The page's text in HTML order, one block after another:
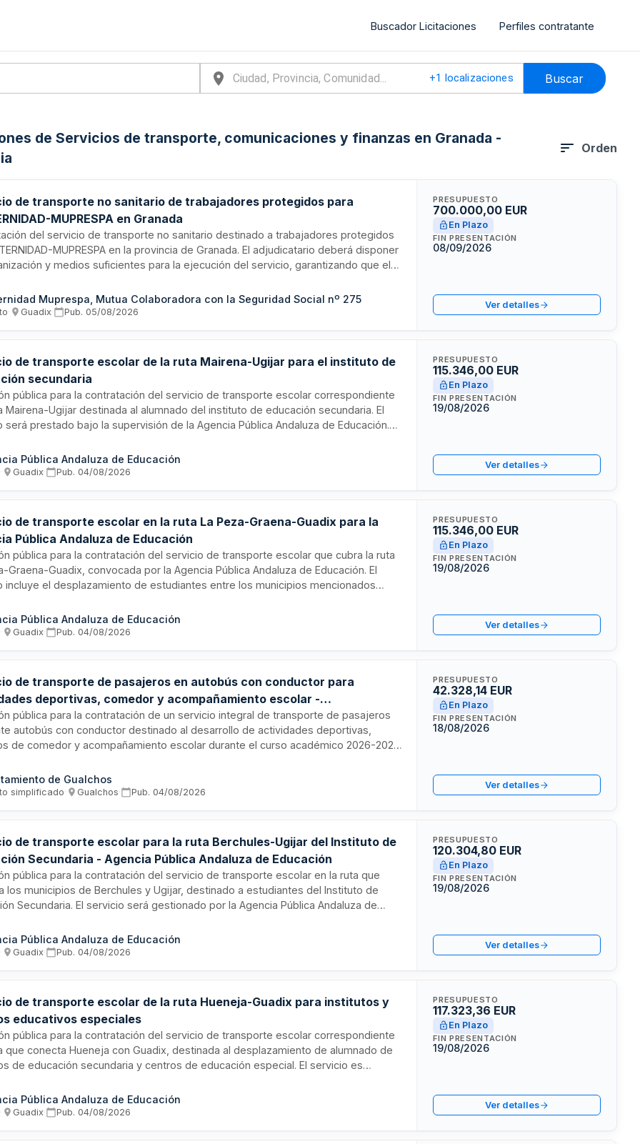
Buscador Licitaciones Perfiles contratante
+1 localizaciones Buscar
de Servicios de transporte, comunicaciones y finanzas en Granada -
Orden
de transporte no sanitario de trabajadores protegidos para
MUPRESPA en Granada
del servicio de transporte no sanitario destinado a trabajadores protegidos
MUPRESPA en la provincia de Granada. El adjudicatario deberá disponer
y medios suficientes para la ejecución del servicio, garantizando que el
sostenible y segura. El contrato se realiza en modalidad llave en mano, siendo
del contratista la gestión integral de los recursos humanos y materiales
Muprespa, Mutua Colaboradora con la Seguridad Social nº 275
· Guadix· Pub. 05/08/2026
PRESUPUESTO
700.000,00 EUR
En Plazo
FIN PRESENTACIÓN
08/09/2026
Ver detalles
de transporte escolar de la ruta Mairena-Ugijar para el instituto de
secundaria
pública para la contratación del servicio de transporte escolar correspondiente
Mairena-Ugijar destinada al alumnado del instituto de educación secundaria. El
será prestado bajo la supervisión de la Agencia Pública Andaluza de Educación.
entre los municipios indicados y las instalaciones educativas, asegurando la
de la prestación mediante un operador profesional especializado en
Pública Andaluza de Educación
· Guadix· Pub. 04/08/2026
PRESUPUESTO
115.346,00 EUR
En Plazo
FIN PRESENTACIÓN
19/08/2026
Ver detalles
de transporte escolar en la ruta La Peza-Graena-Guadix para la
Pública Andaluza de Educación
pública para la contratación del servicio de transporte escolar que cubra la ruta
Graena-Guadix, convocada por la Agencia Pública Andaluza de Educación. El
incluye el desplazamiento de estudiantes entre los municipios mencionados
La prestación se destina a facilitar el acceso a la educación de menores
en zonas rurales o periféricas. El contrato tiene un presupuesto base de
Pública Andaluza de Educación
· Guadix· Pub. 04/08/2026
PRESUPUESTO
115.346,00 EUR
En Plazo
FIN PRESENTACIÓN
19/08/2026
Ver detalles
de transporte de pasajeros en autobús con conductor para
deportivas, comedor y acompañamiento escolar -
de Gualchos
pública para la contratación de un servicio integral de transporte de pasajeros
autobús con conductor destinado al desarrollo de actividades deportivas,
de comedor y acompañamiento escolar durante el curso académico 2026-2027.
seguro de estudiantes hacia instalaciones deportivas y comedores
con personal profesional cualificado. El importe de la adjudicación asciende a
de Gualchos
simplificado· Gualchos· Pub. 04/08/2026
PRESUPUESTO
42.328,14 EUR
En Plazo
FIN PRESENTACIÓN
18/08/2026
Ver detalles
de transporte escolar para la ruta Berchules-Ugijar del Instituto de
Secundaria - Agencia Pública Andaluza de Educación
pública para la contratación del servicio de transporte escolar en la ruta que
los municipios de Berchules y Ugijar, destinado a estudiantes del Instituto de
Secundaria. El servicio será gestionado por la Agencia Pública Andaluza de
de transporte de pasajeros con carácter recurrente para garantizar la
y acceso a la educación de estudiantes residentes en zonas rurales de la
Pública Andaluza de Educación
· Guadix· Pub. 04/08/2026
PRESUPUESTO
120.304,80 EUR
En Plazo
FIN PRESENTACIÓN
19/08/2026
Ver detalles
de transporte escolar de la ruta Hueneja-Guadix para institutos y
educativos especiales
pública para la contratación del servicio de transporte escolar correspondiente
que conecta Hueneja con Guadix, destinada al desplazamiento de alumnado de
de educación secundaria y centros de educación especial. El servicio es
euros. Esta prestación garantiza el acceso equitativo a la educación de
de la zona, facilitando la movilidad entre localidades para asegurar la
Pública Andaluza de Educación
· Guadix· Pub. 04/08/2026
PRESUPUESTO
117.323,36 EUR
En Plazo
FIN PRESENTACIÓN
19/08/2026
Ver detalles